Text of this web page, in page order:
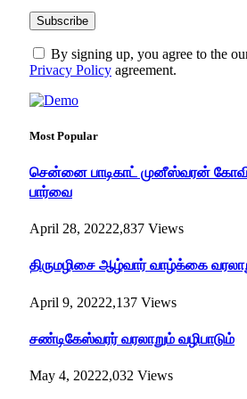
By signing up, you agree to the
Privacy Policy agreement.
Most Popular
சென்னை பாடிகாட் முனீஸ்வரன் கோவில்
பார்வை
April 28, 20222,837 Views
திருமழிசை ஆழ்வார் வாழ்க்கை
April 9, 20222,137 Views
சண்டிகேஸ்வரர் வரலாறும் வழிபாடும்
May 4, 20222,032 Views